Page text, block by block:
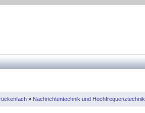
» Nachrichtentechnik und Hochfrequenztechnik